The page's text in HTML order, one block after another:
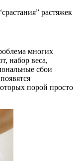
растяжек
многих
набор веса,
сбои
порой просто